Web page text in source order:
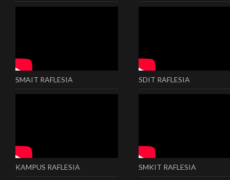
SMAIT RAFLESIA
KAMPUS RAFLESIA
SDIT RAFLESIA
SMKIT RAFLESIA